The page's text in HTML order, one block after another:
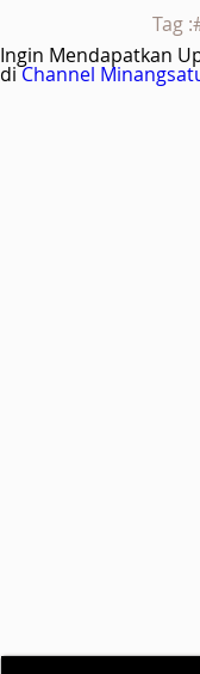
Tag
Ingin Mendapatkan
diChannel